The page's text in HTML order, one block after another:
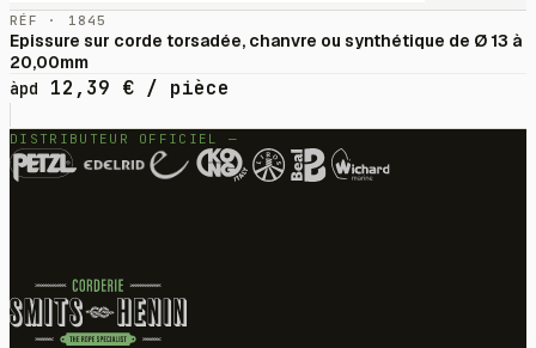
RÉF · 1845
Epissure sur corde torsadée, chanvre ou synthétique de Ø 13 à
20,00mm
àpd
12,39 € / pièce
DISTRIBUTEUR OFFICIEL —